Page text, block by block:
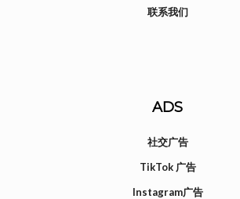
联系我们
ADS
社交广告
TikTok 广告
Instagram广告